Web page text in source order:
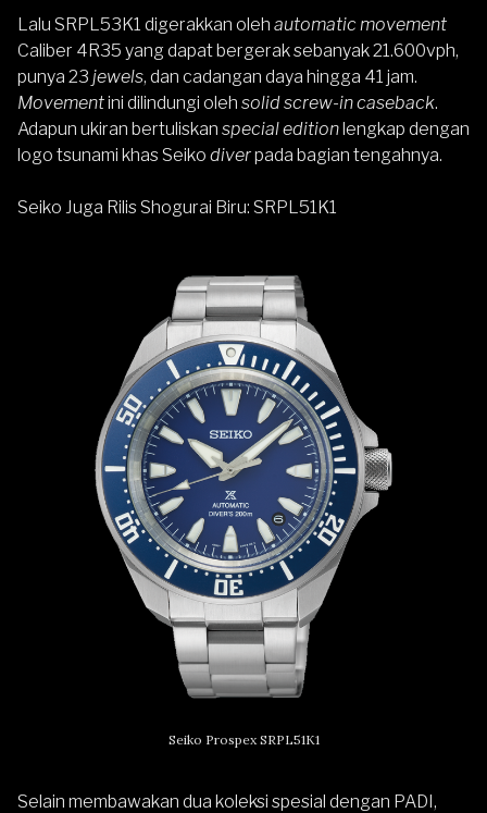
Lalu SRPL53K1 digerakkan oleh automatic movement
Caliber 4R35 yang dapat bergerak sebanyak 21.600vph,
punya 23 jewels, dan cadangan daya hingga 41 jam.
Movementini dilindungi oleh solid screw-in caseback.
Adapun ukiran bertuliskan special editionlengkap dengan
logo tsunami khas Seiko diverpada bagian tengahnya.
Seiko Juga Rilis Shogurai Biru: SRPL51K1
Seiko Prospex SRPL51K1
Selain membawakan dua koleksi spesial dengan PADI,